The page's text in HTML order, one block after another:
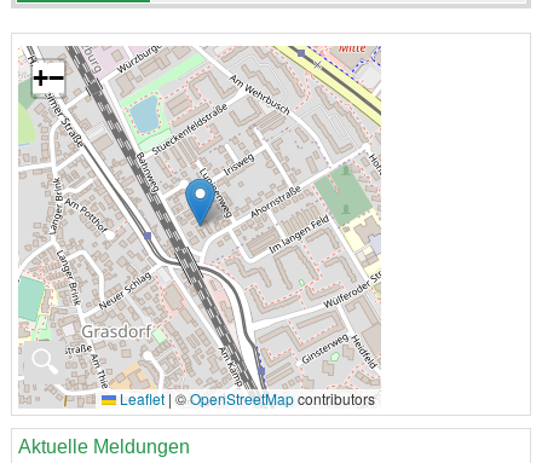
🔍
+−
Leaflet | ©OpenStreetMapcontributors
Aktuelle Meldungen